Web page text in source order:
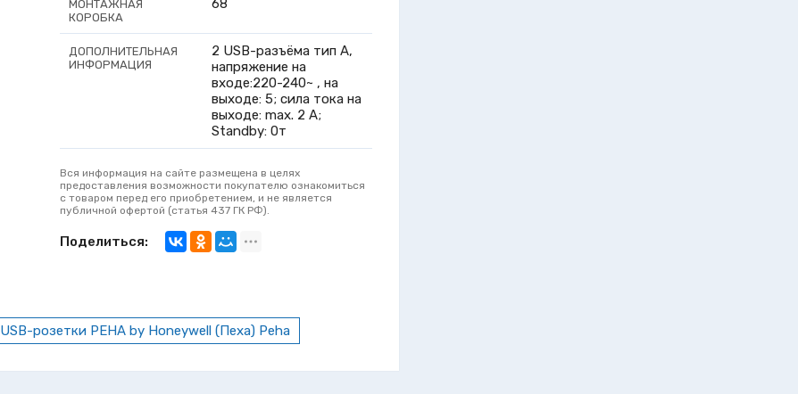
МОНТАЖНАЯ
КОРОБКА
ДОПОЛНИТЕЛЬНАЯ
ИНФОРМАЦИЯ
2 USB-разъёма тип A,
напряжение на
входе:220-240~ , на
выходе: 5; сила тока на
выходе: max. 2 A;
Standby: 0т
Вся информация на сайте размещена в целях
предоставления возможности покупателю ознакомиться
с товаром перед его приобретением, и не является
публичной офертой (статья 437 ГК РФ).
Поделиться:
USB-розетки PEHA by Honeywell (Пеха) Peha